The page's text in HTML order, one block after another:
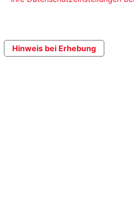
Hinweis bei Erhebung